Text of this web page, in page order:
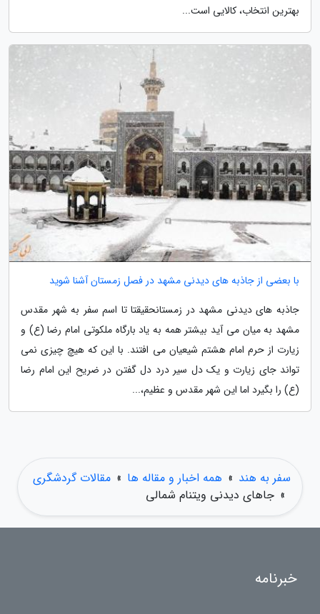
بهترین انتخاب، کالایی است...
با بعضی از جاذبه های دیدنی مشهد در فصل زمستان آشنا شوید
جاذبه های دیدنی مشهد در زمستانحقیقتا تا اسم سفر به شهر مقدس
مشهد به میان می آید بیشتر همه به یاد بارگاه ملکوتی امام رضا (ع) و
زیارت از حرم امام هشتم شیعیان می افتند. با این که هیچ چیزی نمی
تواند جای زیارت و یک دل سیر درد دل گفتن در ضریح این امام رضا
(ع) را بگیرد اما این شهر مقدس و عظیم،...
سفر به هند » همه اخبار و مقاله ها » مقالات گردشگری
» جاهای دیدنی ویتنام شمالی
خبرنامه